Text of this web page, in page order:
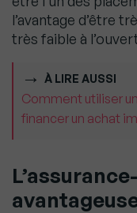
l’avantage d’être
très faible à
À LIRE AUSSI
Comment utiliser
financer un achat